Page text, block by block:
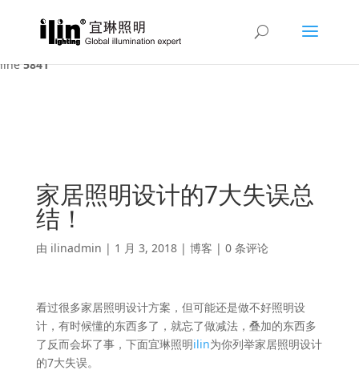
Warning : A non-numeric value encountered in
/var/www/html/ilin/wp-content/themes/Divi/functions.php
line5841
家居照明设计的7大失误总
结！
由 ilinadmin | 1 月 3, 2018| 博客 | 0 条评论
看过很多家居照明设计方案，但可能还是做不好照明设
计，有时候懂的东西多了，就忘了做减法，叠加的东西多
了反而会坏了事，下面宜琳照明ilin为你列举家居照明设计
的7大失误。